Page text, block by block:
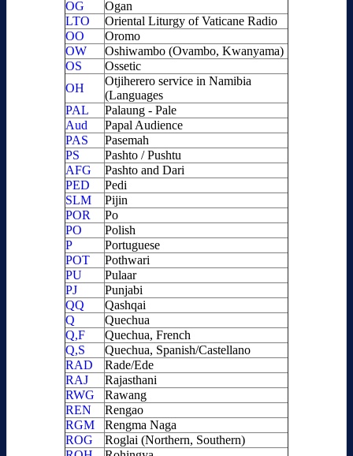
OG
Ogan
LTO
Oriental Liturgy of Vaticane Radio
OO
Oromo
OW
Oshiwambo (Ovambo, Kwanyama)
OS
Ossetic
OH
Otjiherero service in Namibia
(Languages
PAL
Palaung - Pale
Aud
Papal Audience
PAS
Pasemah
PS
Pashto / Pushtu
AFG
Pashto and Dari
PED
Pedi
SLM
Pijin
POR
Po
PO
Polish
P
Portuguese
POT
Pothwari
PU
Pulaar
PJ
Punjabi
QQ
Qashqai
Q
Quechua
Q,F
Quechua, French
Q,S
Quechua, Spanish/Castellano
RAD
Rade/Ede
RAJ
Rajasthani
RWG
Rawang
REN
Rengao
RGM
Rengma Naga
ROG
Roglai (Northern, Southern)